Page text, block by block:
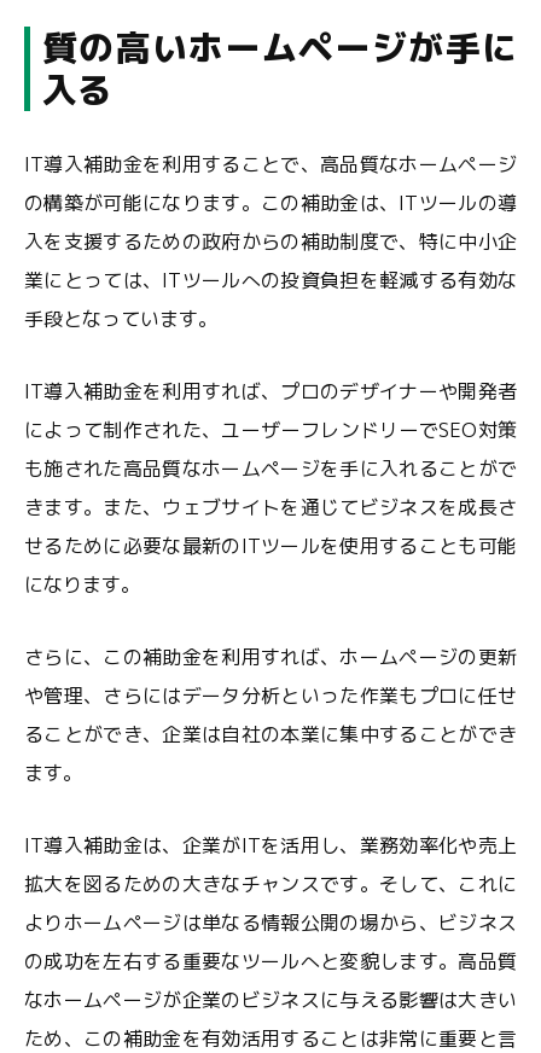
質の高いホームページが手に
入る
IT導入補助金を利用することで、高品質なホームページ
の構築が可能になります。この補助金は、ITツールの導
入を支援するための政府からの補助制度で、特に中小企
業にとっては、ITツールへの投資負担を軽減する有効な
手段となっています。
IT導入補助金を利用すれば、プロのデザイナーや開発者
によって制作された、ユーザーフレンドリーでSEO対策
も施された高品質なホームページを手に入れることがで
きます。また、ウェブサイトを通じてビジネスを成長さ
せるために必要な最新のITツールを使用することも可能
になります。
さらに、この補助金を利用すれば、ホームページの更新
や管理、さらにはデータ分析といった作業もプロに任せ
ることができ、企業は自社の本業に集中することができ
ます。
IT導入補助金は、企業がITを活用し、業務効率化や売上
拡大を図るための大きなチャンスです。そして、これに
よりホームページは単なる情報公開の場から、ビジネス
の成功を左右する重要なツールへと変貌します。高品質
なホームページが企業のビジネスに与える影響は大きい
ため、この補助金を有効活用することは非常に重要と言